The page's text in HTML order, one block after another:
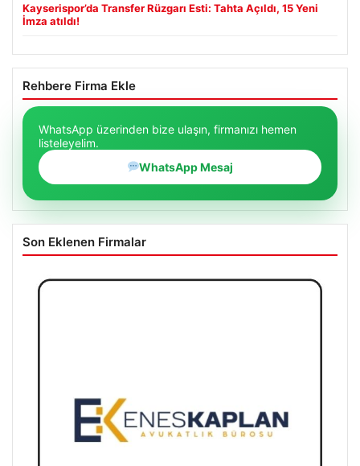
Kayserispor’da Transfer Rüzgarı Esti: Tahta Açıldı, 15 Yeni
İmza atıldı!
Rehbere Firma Ekle
WhatsApp üzerinden bize ulaşın, firmanızı hemen
listeleyelim.
WhatsApp Mesaj
Son Eklenen Firmalar